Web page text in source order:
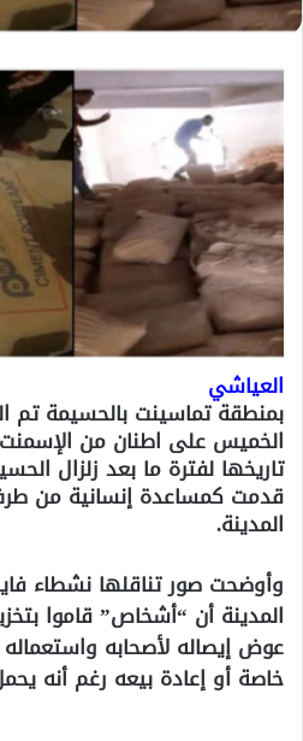
العياشي
بمنطقة تماسينت بالحسيمة تم
الخميس على اطنان من
قدمت كمساعدة إنسانية من طرف
المدينة.
وأوضحت صور تناقلها نشطاء
المدينة أن “أشخاص” قاموا
عوض إيصاله لأصحابه
خاصة أو إعادة بيعه رغم أنه